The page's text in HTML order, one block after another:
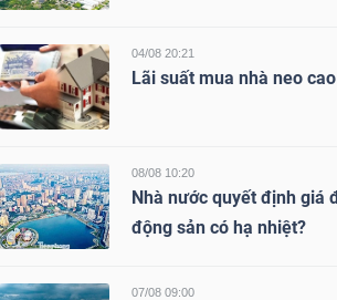
04/08 20:21
Lãi suất mua nhà neo
08/08 10:20
Nhà nước quyết định giá
động sản có hạ nhiệt?
07/08 09:00